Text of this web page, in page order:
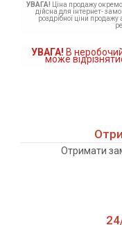
УВАГА! Ціна продажу
дійсна для інтернет-
роздрібної ціни продажу
УВАГА! В
може
Отримати